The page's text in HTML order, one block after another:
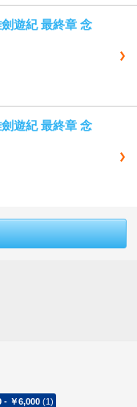
遊紀 最終章 念
遊紀 最終章 念
- ￥6,000 (1)